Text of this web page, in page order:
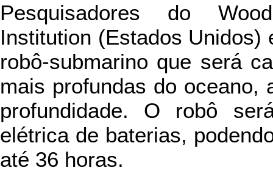
Pesquisadores do
Institution (Estados Unidos)
robô-submarino que será
mais profundas do oceano,
profundidade. O robô
elétrica de baterias,
até 36 horas.